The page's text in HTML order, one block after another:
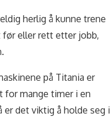
herlig å kunne trene
eller rett etter jobb,
på Titania er
for mange timer i en
er det viktig å holde seg i